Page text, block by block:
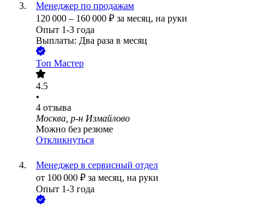
Менеджер по продажам
120 000 – 160 000 ₽ за месяц, на руки
Опыт 1-3 года
Выплаты: Два раза в месяц
Топ Мастер
4.5
•
4 отзыва
Москва, р-н Измайлово
Можно без резюме
Откликнуться
Менеджер в сервисный отдел
от 100 000 ₽ за месяц, на руки
Опыт 1-3 года